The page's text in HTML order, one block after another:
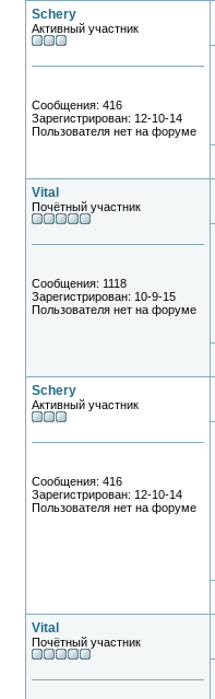
Schery
Активный участник
Сообщения: 416
Зарегистрирован: 12-10-14
Пользователя нет на форуме
Vital
Почётный участник
Сообщения: 1118
Зарегистрирован: 10-9-15
Пользователя нет на форуме
Schery
Активный участник
Сообщения: 416
Зарегистрирован: 12-10-14
Пользователя нет на форуме
Vital
Почётный участник